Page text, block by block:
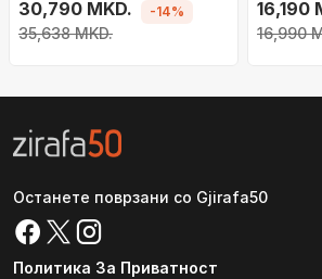
30,790 MKD.
35,638 MKD.
-14% 16,190
16,990
Останете поврзани со Gjirafa50
Политика За Приватност